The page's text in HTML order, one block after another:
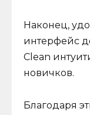
Наконец,
интерфейс
Clean
новичков.
Благодаря